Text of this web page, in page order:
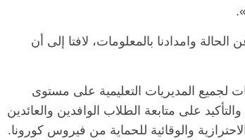
وامدادنا بالمعلومات، لافتا إلى أن
لجميع المديريات التعليمية على مستوى
على متابعة الطلاب الوافدين والعائدين
والوقائية للحماية من فيروس كورونا.